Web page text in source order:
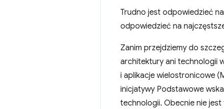
Trudno jest odpowiedzieć
odpowiedzieć na
Zanim przejdziemy do
architektury ani technologii
i aplikacje wielostronicowe
inicjatywy Podstawowe
technologii. Obecnie nie